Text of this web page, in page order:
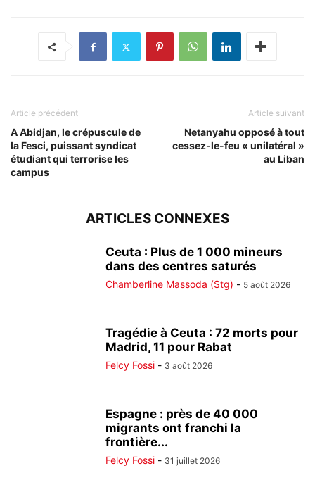
Article précédent
A Abidjan, le crépuscule de
la Fesci, puissant syndicat
étudiant qui terrorise les
campus
Article suivant
Netanyahu opposé à tout
cessez-le-feu « unilatéral »
au Liban
ARTICLES CONNEXES
Ceuta : Plus de 1 000 mineurs
dans des centres saturés
Chamberline Massoda (Stg) - 5 août 2026
Tragédie à Ceuta : 72 morts pour
Madrid, 11 pour Rabat
Felcy Fossi - 3 août 2026
Espagne : près de 40 000
migrants ont franchi la
frontière...
Felcy Fossi - 31 juillet 2026